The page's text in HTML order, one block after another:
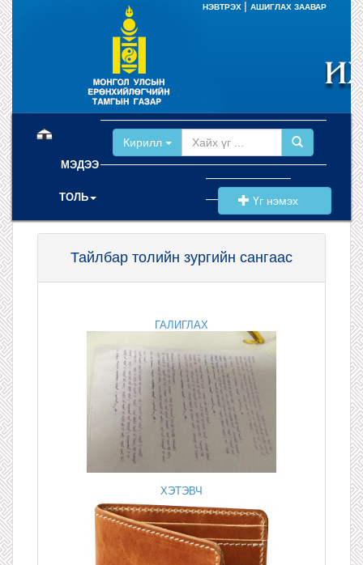
НЭВТРЭХ АШИГЛАХ ЗААВАР
МЭДЭЭ
ТОЛЬ
Кирилл
Үг нэмэх
Тайлбар толийн зургийн сангаас
ГАЛИГЛАХ
ХЭТЭВЧ